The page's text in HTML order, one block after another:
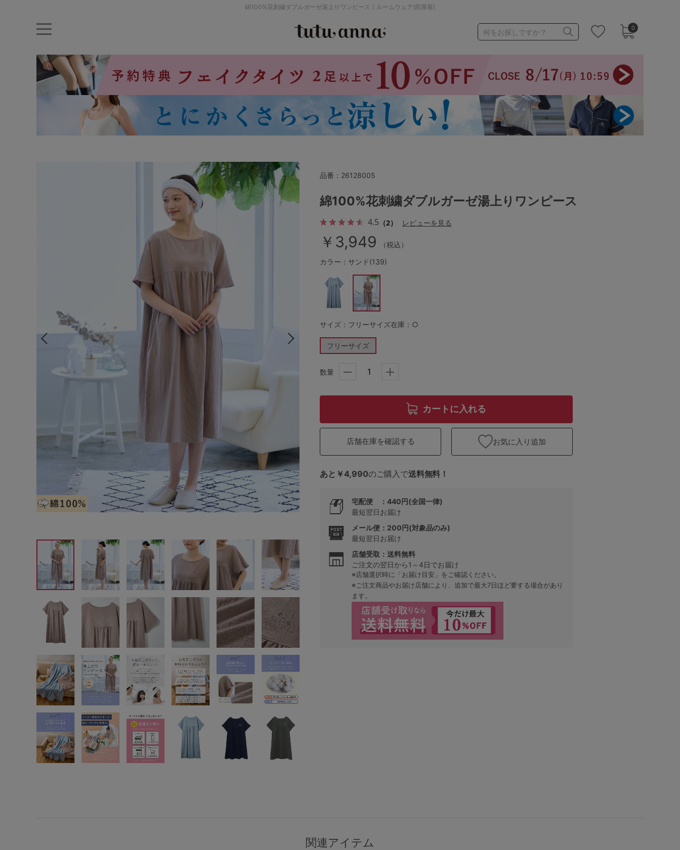
綿100%花刺繍ダブルガーゼ湯上りワンピース｜ルームウェア(部屋着)
0
何をお探しですか？
ナイトブラ ノンワイヤー 特盛ブラ チューブトップ 折り畳み パジャマ
ストッキング
ルームウェア アームカバー
カテゴリから探す
キッズ
マタニティ
A60 A65 A70 A75
B65 B70 B75 B80
D65 D75 D80 D85
E65 E70 E75 E85
F65 F70 F80
G65
H70 H75
SS
L LL 3L
S-AB S-CD
M-AB M-CD
価格帯から探す
～999円 1,000～1,999円
2,000～2,999円 3,000～3,999円
セールアイテムから探す
セールアイテム
その他から探す
お気に入り
新着アイテム
ランキング
WEB限定アイテム
特集ページ
検索を閉じる
品番： 26128005
綿100%花刺繍ダブルガーゼ湯上りワンピース
4.5 （2） レビューを見る
￥3,949
（税込）
カラー：サンド(139)
サイズ：フリーサイズ在庫：○
フリーサイズ
数量
カートに入れる
店舗在庫を確認する お気に入り追加
あと￥4,990のご購入で送料無料！
宅配便 ：440円(全国一律)
最短翌日お届け
メール便：200円(対象品のみ)
最短翌日お届け
店舗受取：送料無料
ご注文の翌日から1～4日でお届け
※店舗選択時に「お届け目安」をご確認ください。
※ご注文商品やお届け店舗により、追加で最大7日ほど要する場合があり
ます。
関連アイテム